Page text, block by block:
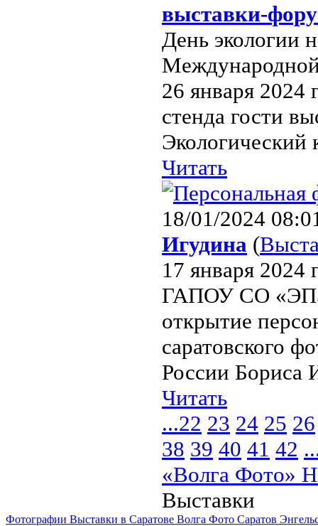
выставки-
День экологии
26 января
стенда гости
Экологический
Читать
18/01/2024
Игудина (
17 января 2024
ГАПОУ СО
открытие
саратовского
России Бориса
Читать
...22 23 24 25 26
38 39 40 41 42
«Волга Фото»
Выставки
Фотографии Выставки в Саратове Волга Фото Саратов